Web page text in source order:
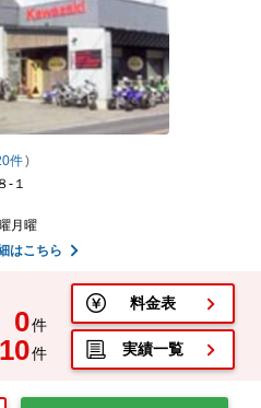
件)
-１
月曜
はこちら
0件
10件
料金表
実績一覧